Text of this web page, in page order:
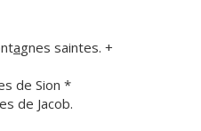
agnes saintes. +
de Sion *
de Jacob.